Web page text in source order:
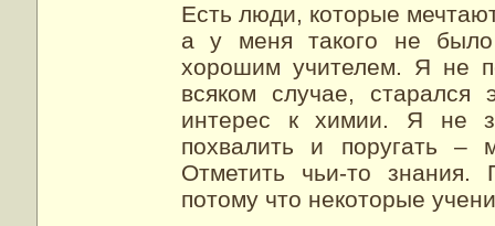
Есть люди, которые
а у меня такого не
хорошим учителем. Я не
всяком случае, старался
интерес к химии. Я не
похвалить и поругать –
Отметить чьи-то
потому что некоторые